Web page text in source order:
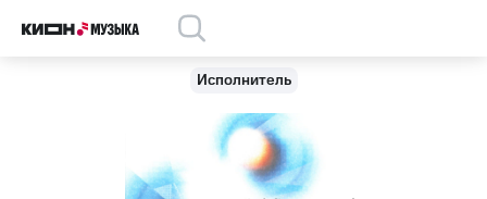
Исполнитель